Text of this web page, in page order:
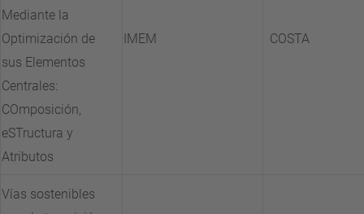
Mediante la
Optimización de
sus Elementos
Centrales:
COmposición,
eSTructura y
Atributos
IMEM COSTA
Vías sostenibles